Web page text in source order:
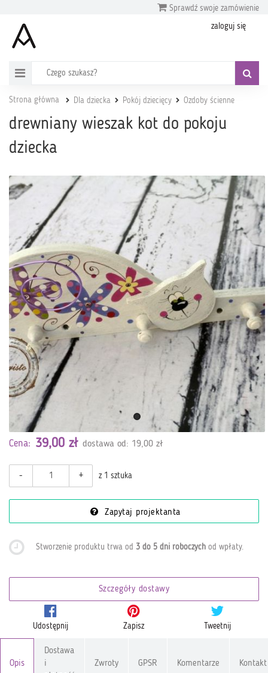
Sprawdź swoje zamówienie
zaloguj się
Strona główna Dla dziecka Pokój dziecięcy Ozdoby ścienne
drewniany wieszak kot do pokoju
dziecka
Cena: 39,00 zł dostawa od: 19,00 zł
- + z 1 sztuka
Zapytaj projektanta
Stworzenie produktu trwa od3 do 5 dni roboczych od wpłaty.
Szczegóły dostawy
Udostępnij Zapisz Tweetnij
Opis
Dostawa
i
Zwroty GPSR Komentarze Kontakt